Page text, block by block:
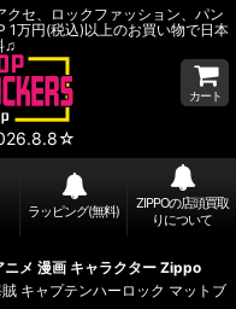
セ、ロックファッション、パン
1万円(税込)以上のお買い物で日本
♫
カート
ラッピング(無料)
ZIPPOの店頭買取
りについて
ニメ 漫画 キャラクター Zippo
キャプテンハーロック マットブ